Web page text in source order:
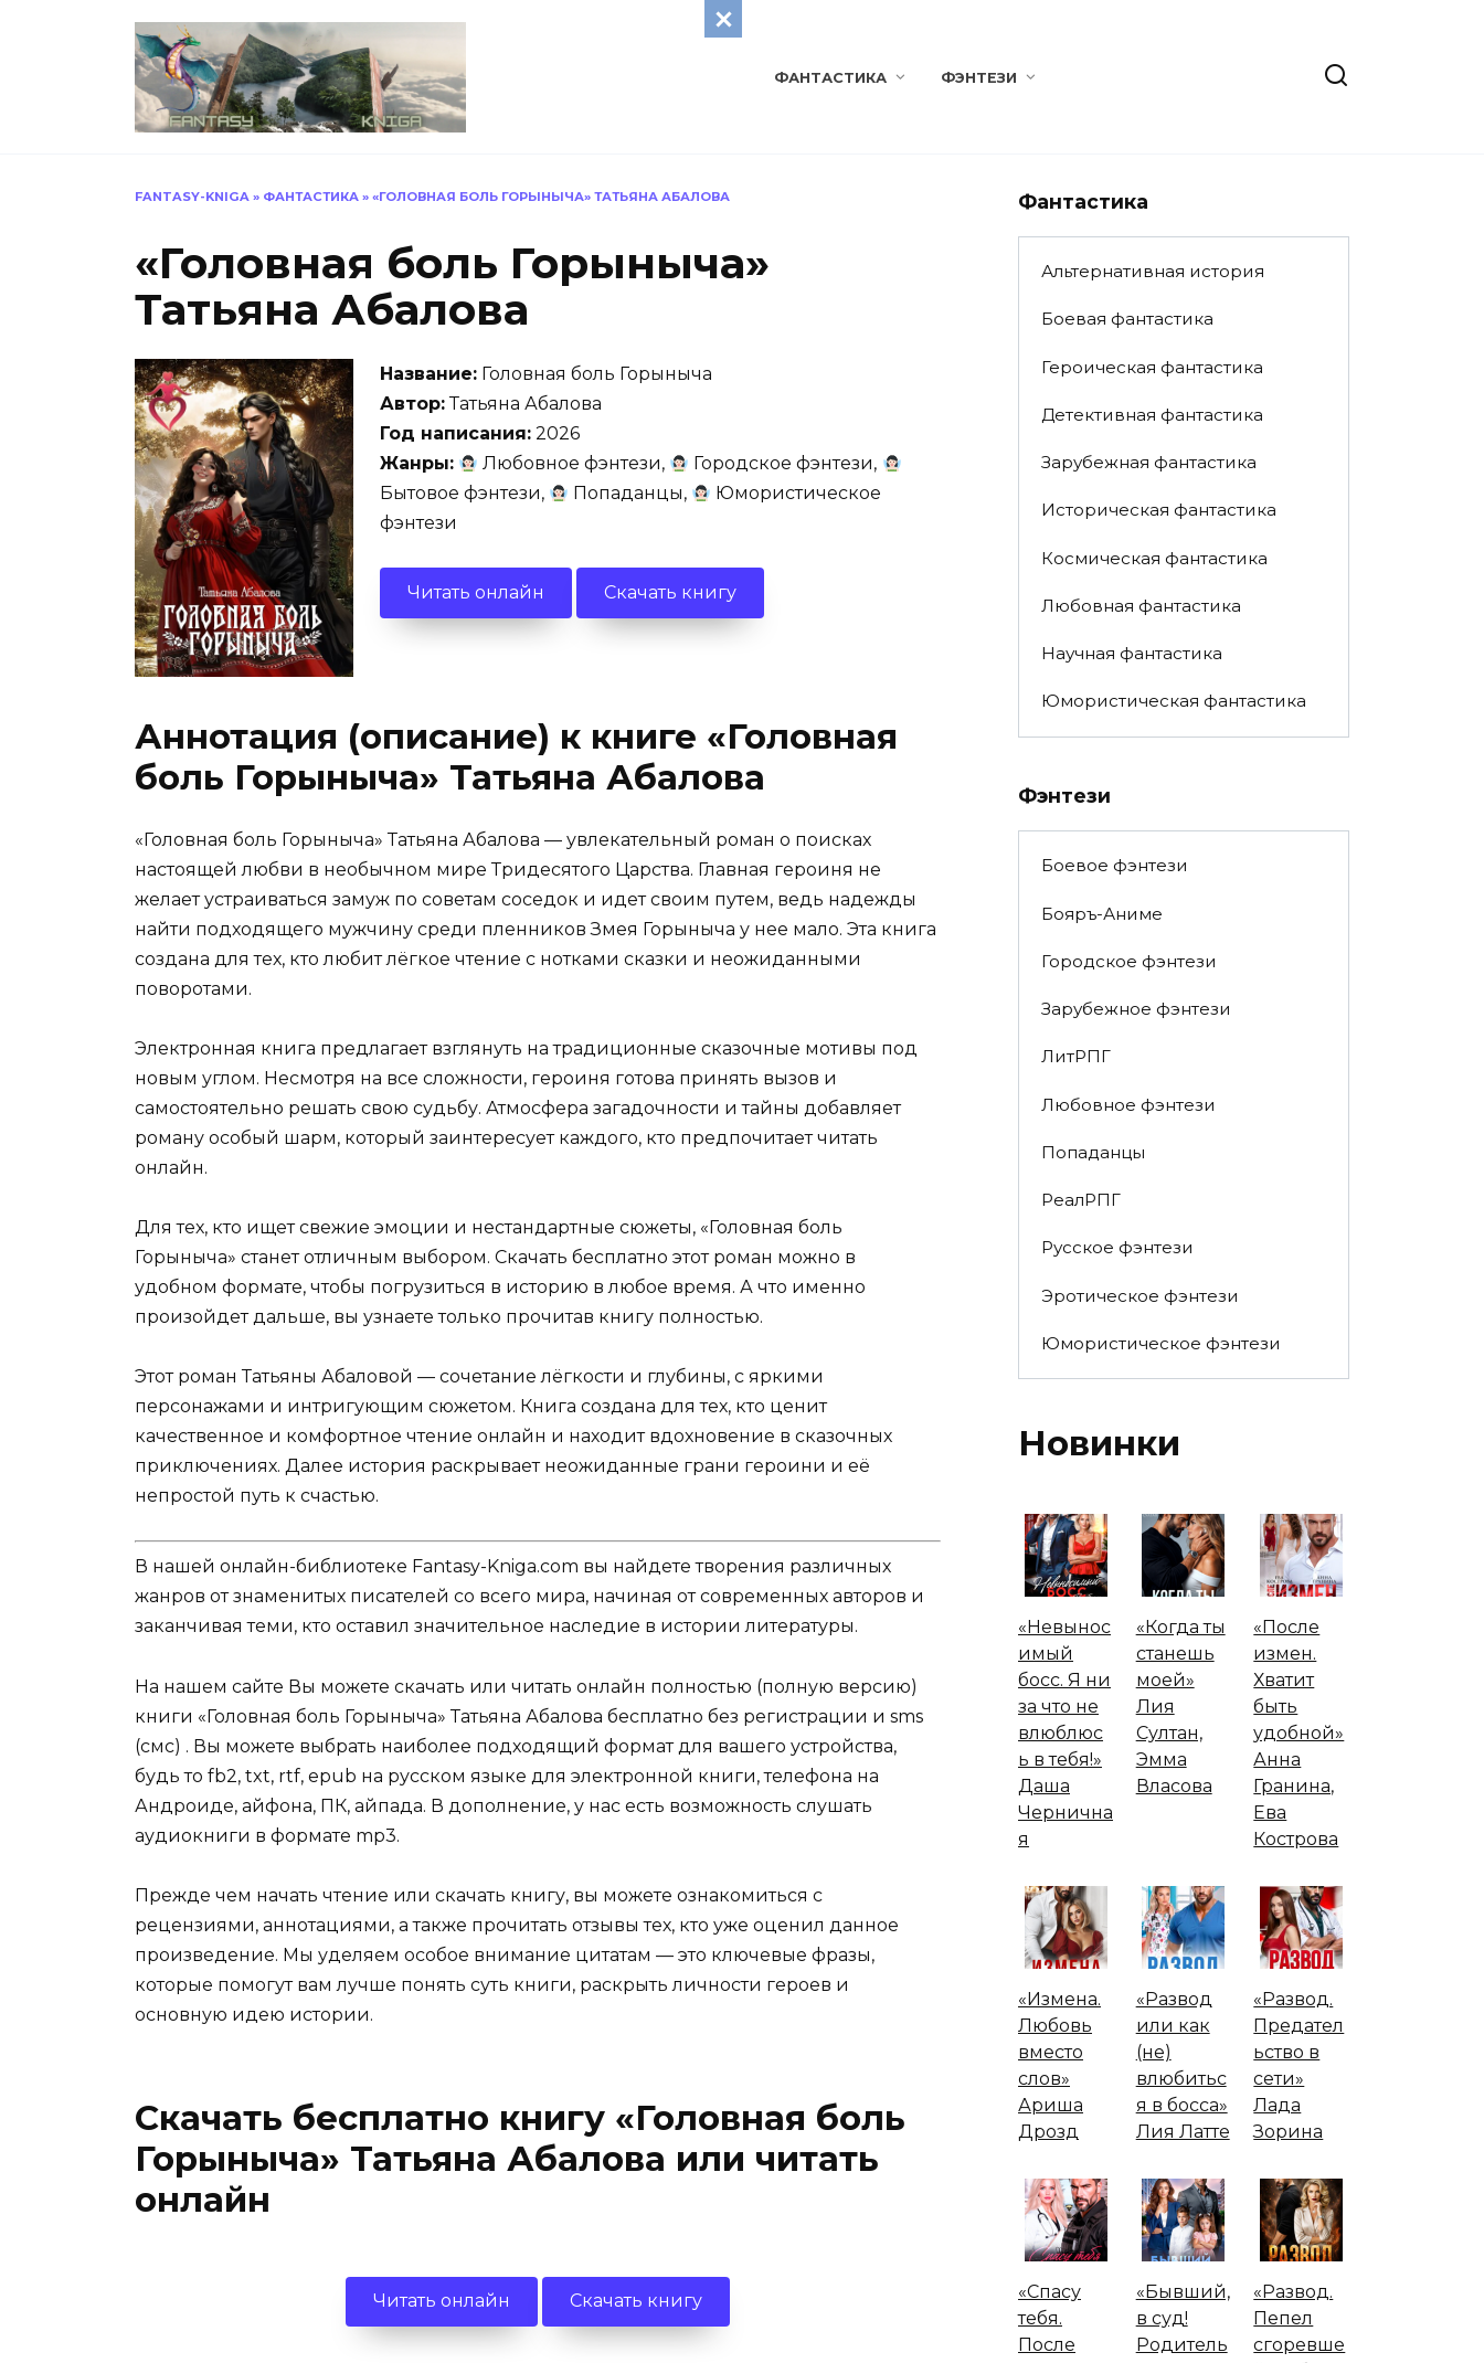
ФАНТАСТИКА ФЭНТЕЗИ
FANTASY-KNIGA » ФАНТАСТИКА » «ГОЛОВНАЯ БОЛЬ ГОРЫНЫЧА» ТАТЬЯНА АБАЛОВА
«Головная боль Горыныча»
Татьяна Абалова
Название: Головная боль Горыныча
Автор:Татьяна Абалова
Год написания: 2026
Жанры:
Любовное фэнтези,
Городское фэнтези,
Бытовое фэнтези,
Попаданцы,
Юмористическое
фэнтези
Читать онлайн Скачать книгу
Аннотация (описание) к книге «Головная
боль Горыныча» Татьяна Абалова
«Головная боль Горыныча» Татьяна Абалова — увлекательный роман о поисках
настоящей любви в необычном мире Тридесятого Царства. Главная героиня не
желает устраиваться замуж по советам соседок и идет своим путем, ведь надежды
найти подходящего мужчину среди пленников Змея Горыныча у нее мало. Эта книга
создана для тех, кто любит лёгкое чтение с нотками сказки и неожиданными
поворотами.
Электронная книга предлагает взглянуть на традиционные сказочные мотивы под
новым углом. Несмотря на все сложности, героиня готова принять вызов и
самостоятельно решать свою судьбу. Атмосфера загадочности и тайны добавляет
роману особый шарм, который заинтересует каждого, кто предпочитает читать
онлайн.
Для тех, кто ищет свежие эмоции и нестандартные сюжеты, «Головная боль
Горыныча» станет отличным выбором. Скачать бесплатно этот роман можно в
удобном формате, чтобы погрузиться в историю в любое время. А что именно
произойдет дальше, вы узнаете только прочитав книгу полностью.
Этот роман Татьяны Абаловой — сочетание лёгкости и глубины, с яркими
персонажами и интригующим сюжетом. Книга создана для тех, кто ценит
качественное и комфортное чтение онлайн и находит вдохновение в сказочных
приключениях. Далее история раскрывает неожиданные грани героини и её
непростой путь к счастью.
В нашей онлайн-библиотеке Fantasy-Kniga.com вы найдете творения различных
жанров от знаменитых писателей со всего мира, начиная от современных авторов и
заканчивая теми, кто оставил значительное наследие в истории литературы.
На нашем сайте Вы можете скачать или читать онлайн полностью (полную версию)
книги «Головная боль Горыныча» Татьяна Абалова бесплатно без регистрации и sms
(смс) . Вы можете выбрать наиболее подходящий формат для вашего устройства,
будь то fb2, txt, rtf, epub на русском языке для электронной книги, телефона на
Андроиде, айфона, ПК, айпада. В дополнение, у нас есть возможность слушать
аудиокниги в формате mp3.
Прежде чем начать чтение или скачать книгу, вы можете ознакомиться с
рецензиями, аннотациями, а также прочитать отзывы тех, кто уже оценил данное
произведение. Мы уделяем особое внимание цитатам — это ключевые фразы,
которые помогут вам лучше понять суть книги, раскрыть личности героев и
основную идею истории.
Скачать бесплатно книгу «Головная боль
Горыныча» Татьяна Абалова или читать
онлайн
Читать онлайн Скачать книгу
Фантастика
Альтернативная история
Боевая фантастика
Героическая фантастика
Детективная фантастика
Зарубежная фантастика
Историческая фантастика
Космическая фантастика
Любовная фантастика
Научная фантастика
Юмористическая фантастика
Фэнтези
Боевое фэнтези
Бояръ-Аниме
Городское фэнтези
Зарубежное фэнтези
ЛитРПГ
Любовное фэнтези
Попаданцы
РеалРПГ
Русское фэнтези
Эротическое фэнтези
Юмористическое фэнтези
Новинки
«Невынос
имый
босс. Я ни
за что не
влюблюс
ь в тебя!»
Даша
Чернична
я
«Когда ты
станешь
моей»
Лия
Султан,
Эмма
Власова
«После
измен.
Хватит
быть
удобной»
Анна
Гранина,
Ева
Кострова
«Измена.
Любовь
вместо
слов»
Ариша
Дрозд
«Развод
или как
(не)
влюбитьс
я в босса»
Лия Латте
«Развод.
Предател
ьство в
сети»
Лада
Зорина
«Спасу
тебя.
После
«Бывший,
в суд!
Родитель
«Развод.
Пепел
сгоревше